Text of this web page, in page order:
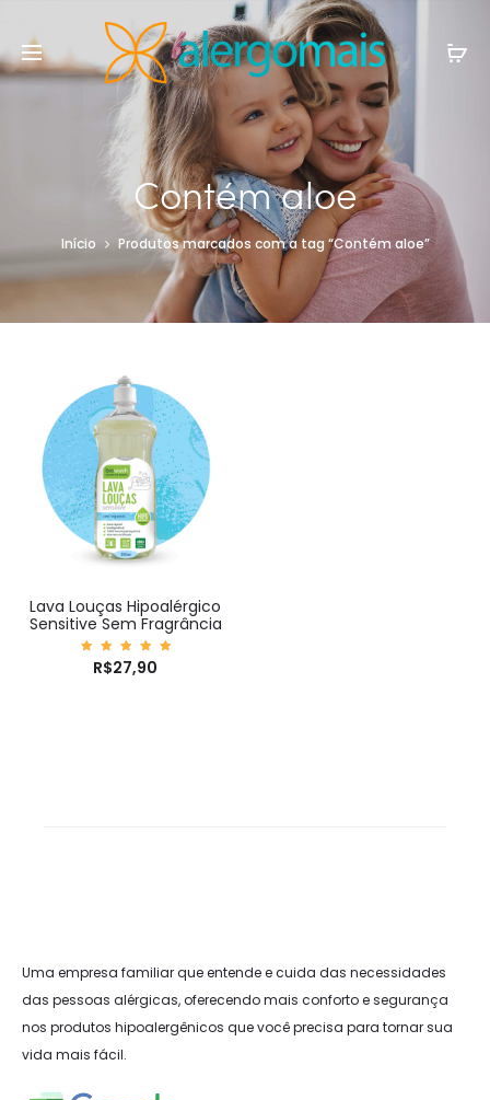
Contém aloe
Início Produtos marcados com a tag “Contém aloe”
Lava Louças Hipoalérgico
Sensitive Sem Fragrância
Avaliaç
ão
R$27,90
Uma empresa familiar que entende e cuida das necessidades
das pessoas alérgicas, oferecendo mais conforto e segurança
nos produtos hipoalergênicos que você precisa para tornar sua
vida mais fácil.